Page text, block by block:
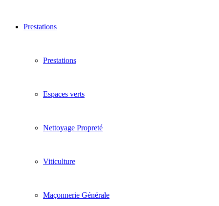
Prestations
Prestations
Espaces verts
Nettoyage Propreté
Viticulture
Maçonnerie Générale